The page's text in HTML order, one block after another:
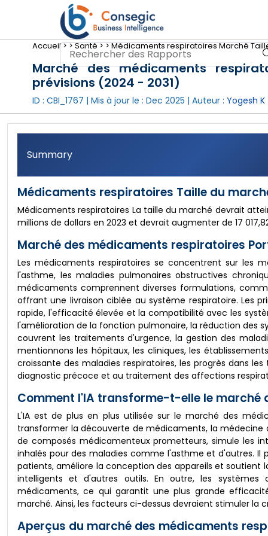
Accueil >>Santé >>Médicaments respiratoires Marché
Marché des médicaments
prévisions (2024 - 2031)
ID : CBI_1767 | Mis à jour le : Dec 2025 | Auteur : Yogesh K
Summary
Médicaments respiratoires Taille du
Médicaments respiratoires La taille du marché devrait
millions de dollars en 2023 et devrait augmenter de 17
Marché des médicaments respiratoires
Les médicaments respiratoires se concentrent sur les
l'asthme, les maladies pulmonaires obstructives
médicaments comprennent diverses formulations,
offrant une livraison ciblée au système respiratoire. Les
rapide, l'efficacité élevée et la compatibilité avec les
l'amélioration de la fonction pulmonaire, la réduction des
couvrent les traitements d'urgence, la gestion des
mentionnons les hôpitaux, les cliniques, les
croissante des maladies respiratoires, les progrès dans
diagnostic précoce et au traitement des affections
Comment l'IA transforme-t-elle le marché
L'IA est de plus en plus utilisée sur le marché des
transformer la découverte de médicaments, la médecine
de composés médicamenteux prometteurs, simule les
inhalés pour des maladies comme l'asthme et d'autres.
patients, améliore la conception des appareils et soutient
intelligents et d'autres outils. En outre, les
médicaments, ce qui garantit une plus grande
marché. Ainsi, les facteurs ci-dessus devraient stimuler la
Aperçus du marché des médicaments